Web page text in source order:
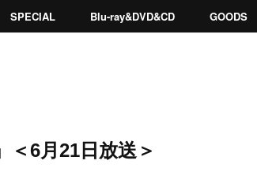
SPECIAL Blu-ray&DVD&CD GOODS
＜6月21日放送＞